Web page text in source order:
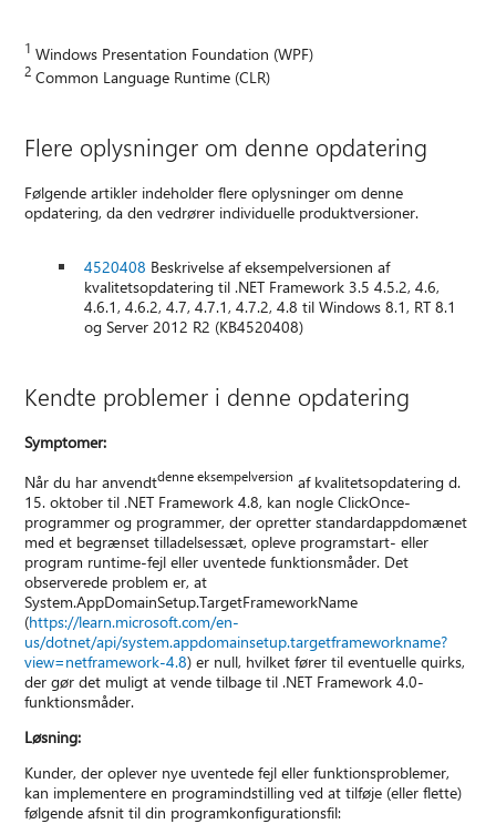
1 Windows Presentation Foundation (WPF)
2 Common Language Runtime (CLR)
Flere oplysninger om denne opdatering
Følgende artikler indeholder flere oplysninger om denne
opdatering, da den vedrører individuelle produktversioner.
4520408 Beskrivelse af eksempelversionen af
kvalitetsopdatering til .NET Framework 3.5 4.5.2, 4.6,
4.6.1, 4.6.2, 4.7, 4.7.1, 4.7.2, 4.8 til Windows 8.1, RT 8.1
og Server 2012 R2 (KB4520408)
Kendte problemer i denne opdatering
Symptomer:
Når du har anvendtdenne eksempelversion af kvalitetsopdatering d.
15. oktober til .NET Framework 4.8, kan nogle ClickOnce-
programmer og programmer, der opretter standardappdomænet
med et begrænset tilladelsessæt, opleve programstart- eller
program runtime-fejl eller uventede funktionsmåder. Det
observerede problem er, at
System.AppDomainSetup.TargetFrameworkName
(https://learn.microsoft.com/en-
us/dotnet/api/system.appdomainsetup.targetframeworkname?
view=netframework-4.8) er null, hvilket fører til eventuelle quirks,
der gør det muligt at vende tilbage til .NET Framework 4.0-
funktionsmåder.
Løsning:
Kunder, der oplever nye uventede fejl eller funktionsproblemer,
kan implementere en programindstilling ved at tilføje (eller flette)
følgende afsnit til din programkonfigurationsfil: